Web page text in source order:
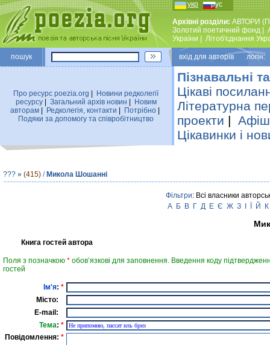
укр рус
Архівні розділи: АВТОРИ
Золотий поетичний фонд
України
Лiтоб'єднання
пошук вхiд для авторiв логін:
Про ресурс poezia.org
Новини редколегiї
ресурсу| Загальний архiв новин
Новим
авторам
Редколегiя, контакти Потрiбно
Подяки за допомогу та співробітництво
Пізнавальні
Цікаві
Літературна
проекти |
Цікавинки і
??? » (415) / Микола Шошанні
Фільтри: Всі власники
А Б В Г Д Е Є Ж З Й К
Книга гостей автора
Поля з позначкою * обов’язкові для заповнення. Введення коду
гостей
Ім'я: *
Місто:
E-mail:
Тема: *
Повідомлення: *